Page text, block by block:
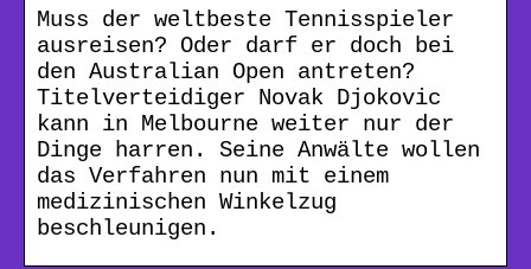
Muss der weltbeste Tennisspieler
ausreisen? Oder darf er doch bei
den Australian Open antreten?
Titelverteidiger Novak Djokovic
kann in Melbourne weiter nur der
Dinge harren. Seine Anwälte wollen
das Verfahren nun mit einem
medizinischen Winkelzug
beschleunigen.